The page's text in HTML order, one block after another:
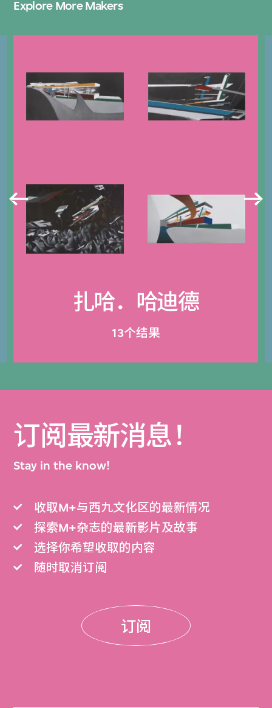
Explore More Makers
扎哈．哈迪德
13个结果
订阅最新消息！
Stay in the know!
收取M+与西九文化区的最新情况
探索M+杂志的最新影片及故事
选择你希望收取的内容
随时取消订阅
订阅